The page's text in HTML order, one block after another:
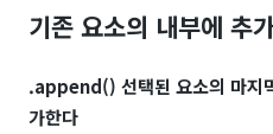
기존 요소의 내부에 추
.append() 선택된 요소의 마지
가한다